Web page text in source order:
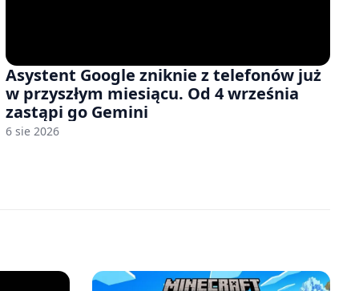
Asystent Google zniknie z telefonów już
w przyszłym miesiącu. Od 4 września
zastąpi go Gemini
6 sie 2026